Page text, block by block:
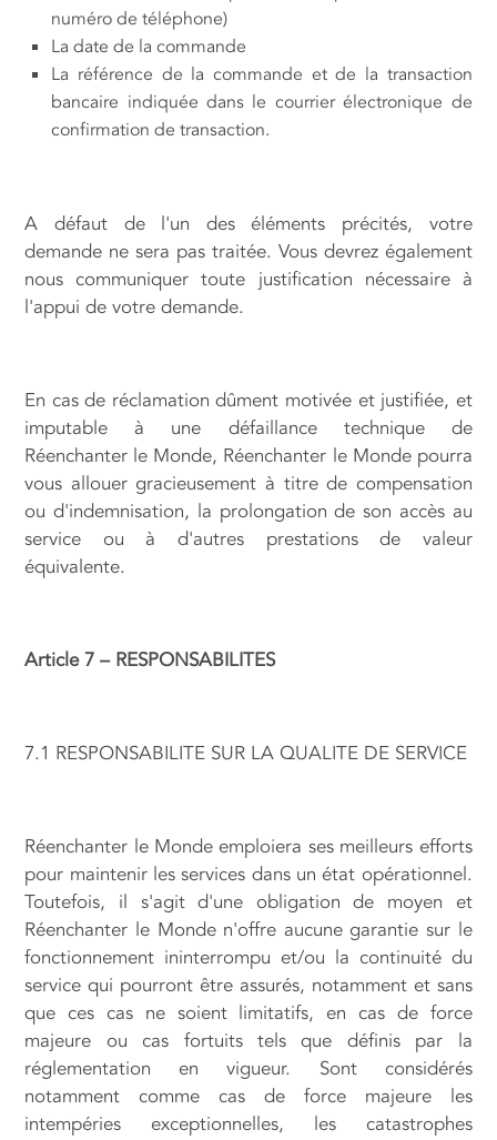
numéro de téléphone)
La date de la commande
La référence de la commande et de la transaction
bancaire indiquée dans le courrier électronique de
confirmation de transaction.
A défaut de l'un des éléments précités, votre
demande ne sera pas traitée. Vous devrez également
nous communiquer toute justification nécessaire à
l'appui de votre demande.
En cas de réclamation dûment motivée et justifiée, et
imputable à une défaillance technique de
Réenchanter le Monde, Réenchanter le Monde pourra
vous allouer gracieusement à titre de compensation
ou d'indemnisation, la prolongation de son accès au
service ou à d'autres prestations de valeur
équivalente.
Article 7 – RESPONSABILITES
7.1 RESPONSABILITE SUR LA QUALITE DE SERVICE
Réenchanter le Monde emploiera ses meilleurs efforts
pour maintenir les services dans un état opérationnel.
Toutefois, il s'agit d'une obligation de moyen et
Réenchanter le Monde n'offre aucune garantie sur le
fonctionnement ininterrompu et/ou la continuité du
service qui pourront être assurés, notamment et sans
que ces cas ne soient limitatifs, en cas de force
majeure ou cas fortuits tels que définis par la
réglementation en vigueur. Sont considérés
notamment comme cas de force majeure les
intempéries exceptionnelles, les catastrophes